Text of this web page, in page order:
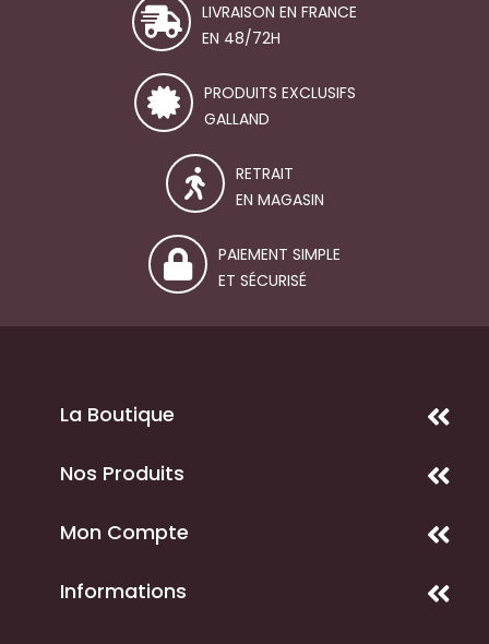
LIVRAISON EN FRANCE
EN 48/72H
PRODUITS EXCLUSIFS
GALLAND
RETRAIT
EN MAGASIN
PAIEMENT SIMPLE
ET SÉCURISÉ
La Boutique
Nos Produits
Mon Compte
Informations